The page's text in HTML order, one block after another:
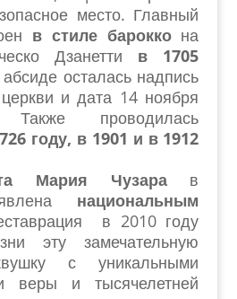
место. Главный
в стиле бароккона
Дзанетти в 1705
осталась надпись
церкви и дата 14 ноября
проводилась
году, в 1901 и в 1912
Мария Чузарав
национальным
в 2010 году
эту замечательную
с уникальными
веры и тысячелетней